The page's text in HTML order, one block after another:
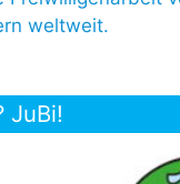
weltweit.
JuBi!